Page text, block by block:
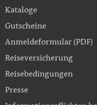
Kataloge
Gutscheine
Anmeldeformular (PDF)
Reiseversicherung
Reisebedingungen
Presse